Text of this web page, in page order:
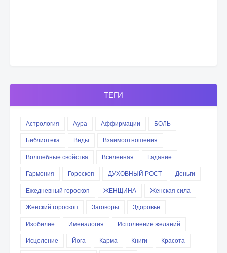
ТЕГИ
Астрология Аура Аффирмации
БОЛЬ
Библиотека
Веды
Взаимоотношения
Волшебные свойства
Вселенная
Гадание
Гармония
Гороскоп ДУХОВНЫЙ РОСТ
Деньги
Ежедневный гороскоп
ЖЕНЩИНА
Женская сила
Женский гороскоп
Заговоры
Здоровье
Изобилие
Именалогия
Исполнение желаний
Исцеление
Йога Карма Книги
Красота